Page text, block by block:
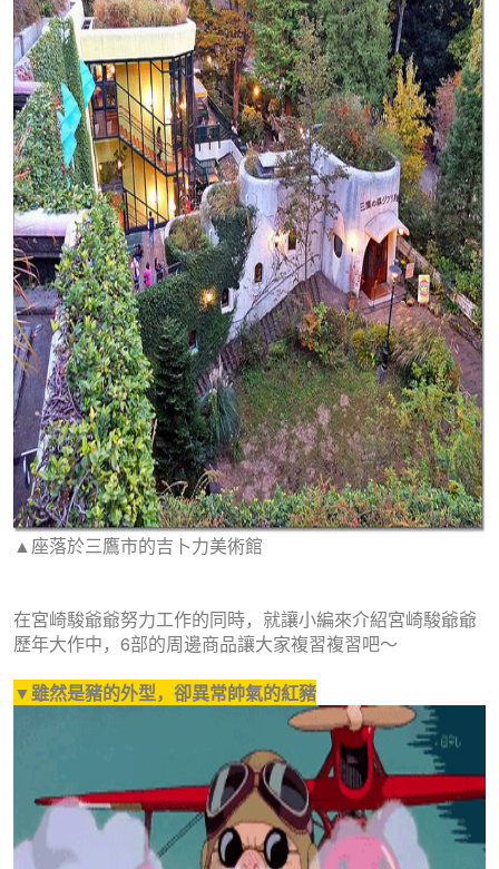
▲座落於三鷹市的吉卜力美術館
在宮崎駿爺爺努力工作的同時，就讓小編來介紹宮崎駿爺爺
歷年大作中，6部的周邊商品讓大家複習複習吧～
▼雖然是豬的外型，卻異常帥氣的紅豬